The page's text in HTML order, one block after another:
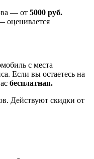
— от 5000 руб.
оценивается
с места
Если вы остаетесь на
бесплатная.
Действуют скидки от